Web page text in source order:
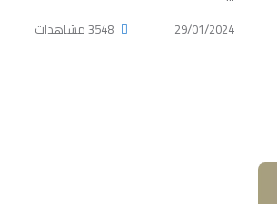
29/01/2024 3548 مشاهدات